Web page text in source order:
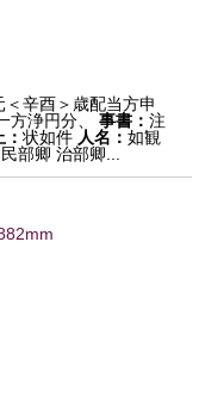
＜辛酉＞歳配当方申
浄円分、
事書：注
：状如件 人名：如観
部卿 治部卿...